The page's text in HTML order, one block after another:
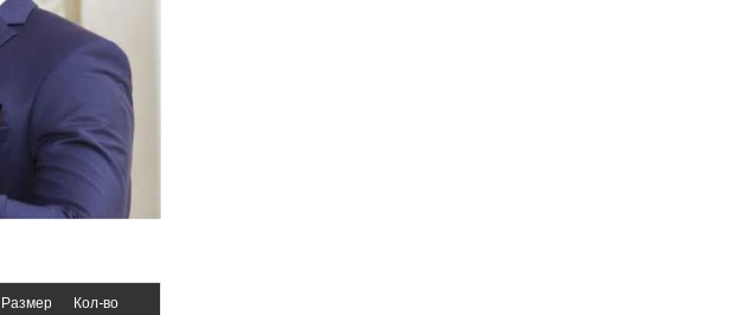
Размер
Кол-во